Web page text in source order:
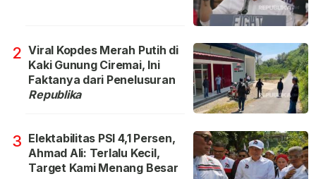
2 Viral Kopdes Merah Putih di
Kaki Gunung Ciremai, Ini
Faktanya dari Penelusuran
Republika
3 Elektabilitas PSI 4,1 Persen,
Ahmad Ali: Terlalu Kecil,
Target Kami Menang Besar